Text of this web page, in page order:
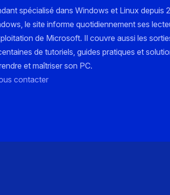
spécialisé dans Windows et Linux
le site informe quotidiennement ses
de Microsoft. Il couvre aussi les
de tutoriels, guides pratiques et
et maîtriser son PC.
contacter